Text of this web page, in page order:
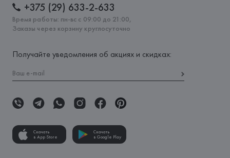
+375 (29) 633-2-633
Время работы: пн-вс с 09:00 до 21:00,
Заказы через корзину круглосуточно
Получайте уведомления об акциях и скидках:
Скачать
в App Store
Скачать
в Google Play